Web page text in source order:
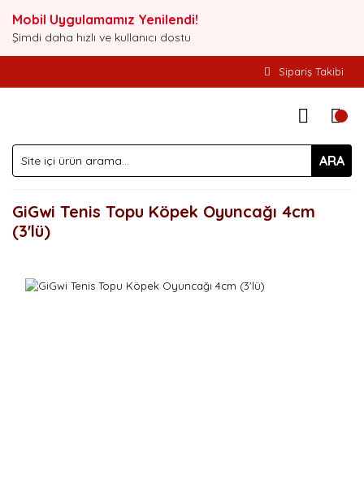
Mobil Uygulamamız Yenilendi!
Şimdi daha hızlı ve kullanıcı dostu
Sipariş Takibi
ARA
GiGwi Tenis Topu Köpek Oyuncağı 4cm
(3'lü)